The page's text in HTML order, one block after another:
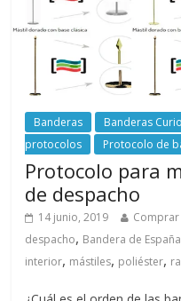
Banderas Banderas
protocolos
Protocolo de
Protocolo para
de despacho
14 junio, 2019
despacho, Bandera de España
interior, mástiles, poliéster,